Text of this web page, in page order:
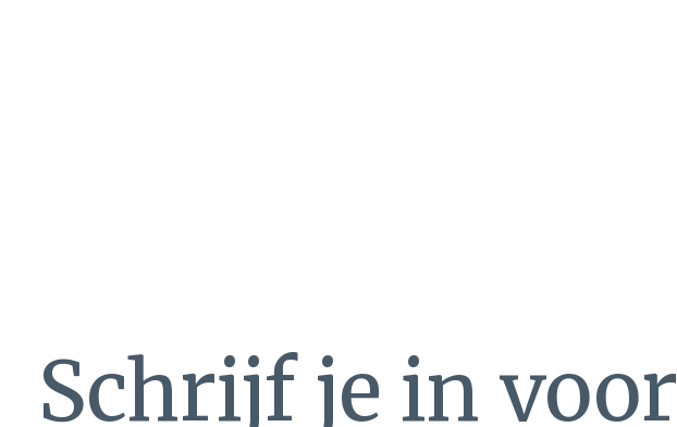
Schrijf je in voor